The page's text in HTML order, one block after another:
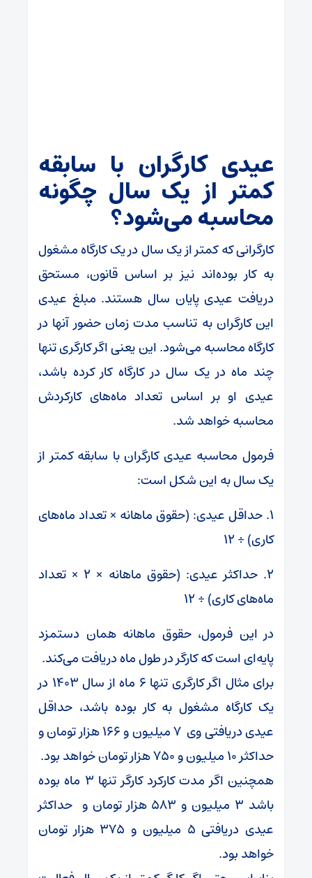
عیدی کارگران با سابقه
کمتر از یک سال چگونه
محاسبه می‌شود؟
کارگرانی که کمتر از یک سال در یک کارگاه مشغول
به کار بوده‌اند نیز بر اساس قانون، مستحق
دریافت عیدی پایان سال هستند. مبلغ عیدی
این کارگران به تناسب مدت زمان حضور آنها در
کارگاه محاسبه می‌شود. این یعنی اگر کارگری تنها
چند ماه در یک سال در کارگاه کار کرده باشد،
عیدی او بر اساس تعداد ماه‌های کارکردش
محاسبه خواهد شد.
فرمول محاسبه عیدی کارگران با سابقه کمتر از
یک سال به این شکل است:
۱. حداقل عیدی: (حقوق ماهانه × تعداد ماه‌های
کاری) ÷ ۱۲
۲. حداکثر عیدی: (حقوق ماهانه × ۲ × تعداد
ماه‌های کاری) ÷ ۱۲
در این فرمول، حقوق ماهانه همان دستمزد
پایه‌ای است که کارگر در طول ماه دریافت می‌کند.
برای مثال اگر کارگری تنها ۶ ماه از سال ۱۴۰۳ در
یک کارگاه مشغول به کار بوده باشد، حداقل
عیدی دریافتی وی ۷ میلیون و ۱۶۶ هزار تومان و
حداکثر ۱۰ میلیون و ۷۵۰ هزار تومان خواهد بود.
همچنین اگر مدت کارکرد کارگر تنها ۳ ماه بوده
باشد ۳ میلیون و ۵۸۳ هزار تومان و حداکثر
عیدی دریافتی ۵ میلیون و ۳۷۵ هزار تومان
خواهد بود.